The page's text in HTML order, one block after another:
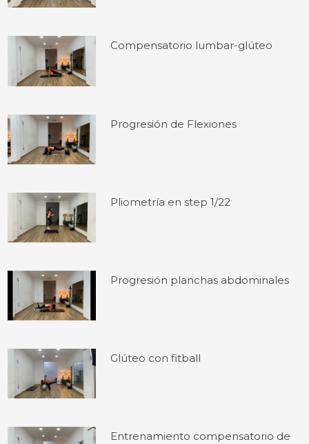
Compensatorio lumbar-glúteo
Progresión de Flexiones
Pliometría en step 1/22
Progresión planchas abdominales
Glúteo con fitball
Entrenamiento compensatorio de